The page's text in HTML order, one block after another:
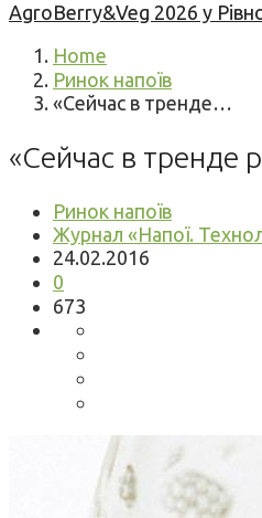
AgroBerry&Veg 2026 у
Home
Ринок напоїв
«Сейчас в тренде…
«Сейчас в тренде
Ринок напоїв
Журнал «Напої.
24.02.2016
0
673